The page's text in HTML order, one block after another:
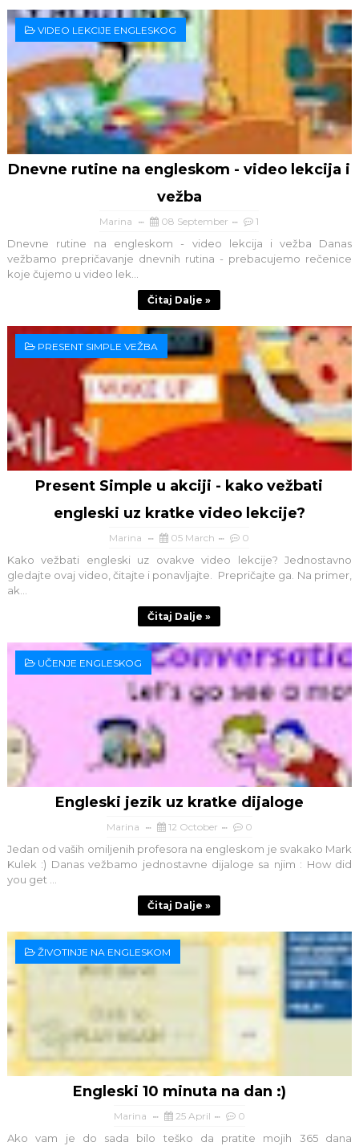
VIDEO LEKCIJE ENGLESKOG
Dnevne rutine na engleskom - video lekcija i
vežba
Marina 08 September 1
Dnevne rutine na engleskom - video lekcija i vežba Danas
vežbamo prepričavanje dnevnih rutina - prebacujemo rečenice
koje čujemo u video lek...
Čitaj Dalje »
PRESENT SIMPLE VEŽBA
Present Simple u akciji - kako vežbati
engleski uz kratke video lekcije?
Marina 05 March 0
Kako vežbati engleski uz ovakve video lekcije? Jednostavno
gledajte ovaj video, čitajte i ponavljajte. Prepričajte ga. Na primer,
ak...
Čitaj Dalje »
UČENJE ENGLESKOG
Engleski jezik uz kratke dijaloge
Marina 12 October 0
Jedan od vaših omiljenih profesora na engleskom je svakako Mark
Kulek :) Danas vežbamo jednostavne dijaloge sa njim : How did
you get ...
Čitaj Dalje »
ŽIVOTINJE NA ENGLESKOM
Engleski 10 minuta na dan :)
Marina 25 April 0
Ako vam je do sada bilo teško da pratite mojih 365 dana